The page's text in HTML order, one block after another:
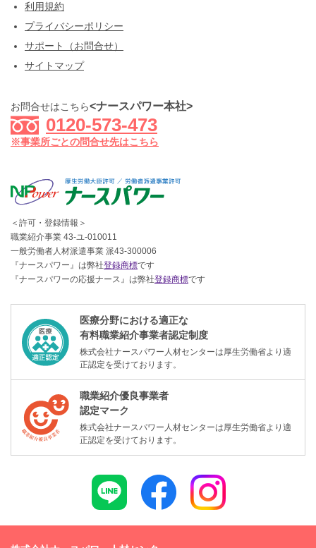
利用規約
プライバシーポリシー
サポート（お問合せ）
サイトマップ
お問合せはこちら<ナースパワー本社>
0120-573-473
※事業所ごとの問合せ先はこちら
＜許可・登録情報＞
職業紹介事業 43-ユ-010011
一般労働者人材派遣事業 派43-300006
『ナースパワー』は弊社登録商標です
『ナースパワーの応援ナース』は弊社登録商標です
医療分野における適正な
有料職業紹介事業者認定制度
株式会社ナースパワー人材センターは厚生労働省より適
正認定を受けております。
職業紹介優良事業者
認定マーク
株式会社ナースパワー人材センターは厚生労働省より適
正認定を受けております。